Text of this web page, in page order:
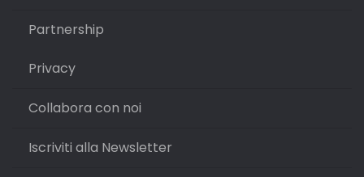
Partnership
Privacy
Collabora con noi
Iscriviti alla Newsletter